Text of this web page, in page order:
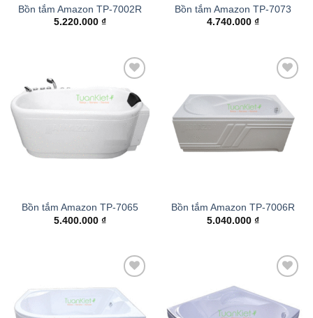
Bồn tắm Amazon TP-7002R
5.220.000 ₫
Bồn tắm Amazon TP-7073
4.740.000 ₫
Add to
wishlist
Bồn tắm Amazon TP-7065
5.400.000 ₫
wishlist
Bồn tắm Amazon TP-7006R
5.040.000 ₫
Add to
wishlist
wishlist